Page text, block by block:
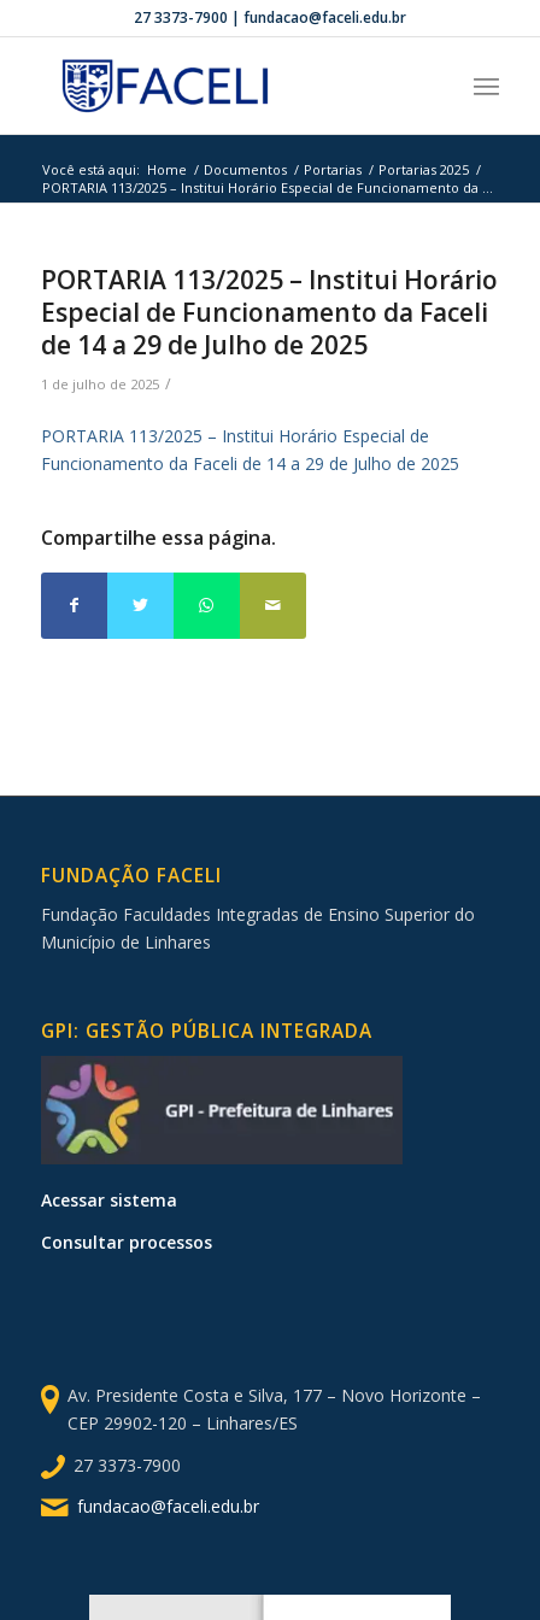
27 3373-7900 | fundacao@faceli.edu.br
Você está aqui: Home / Documentos / Portarias / Portarias 2025 /
PORTARIA 113/2025 – Institui Horário Especial de Funcionamento da ...
PORTARIA 113/2025 – Institui Horário
Especial de Funcionamento da Faceli
de 14 a 29 de Julho de 2025
1 de julho de 2025 /
PORTARIA 113/2025 – Institui Horário Especial de
Funcionamento da Faceli de 14 a 29 de Julho de 2025
Compartilhe essa página.
FUNDAÇÃO FACELI
Fundação Faculdades Integradas de Ensino Superior do
Município de Linhares
GPI: GESTÃO PÚBLICA INTEGRADA
Acessar sistema
Consultar processos
Av. Presidente Costa e Silva, 177 – Novo Horizonte –
CEP 29902-120 – Linhares/ES
27 3373-7900
fundacao@faceli.edu.br